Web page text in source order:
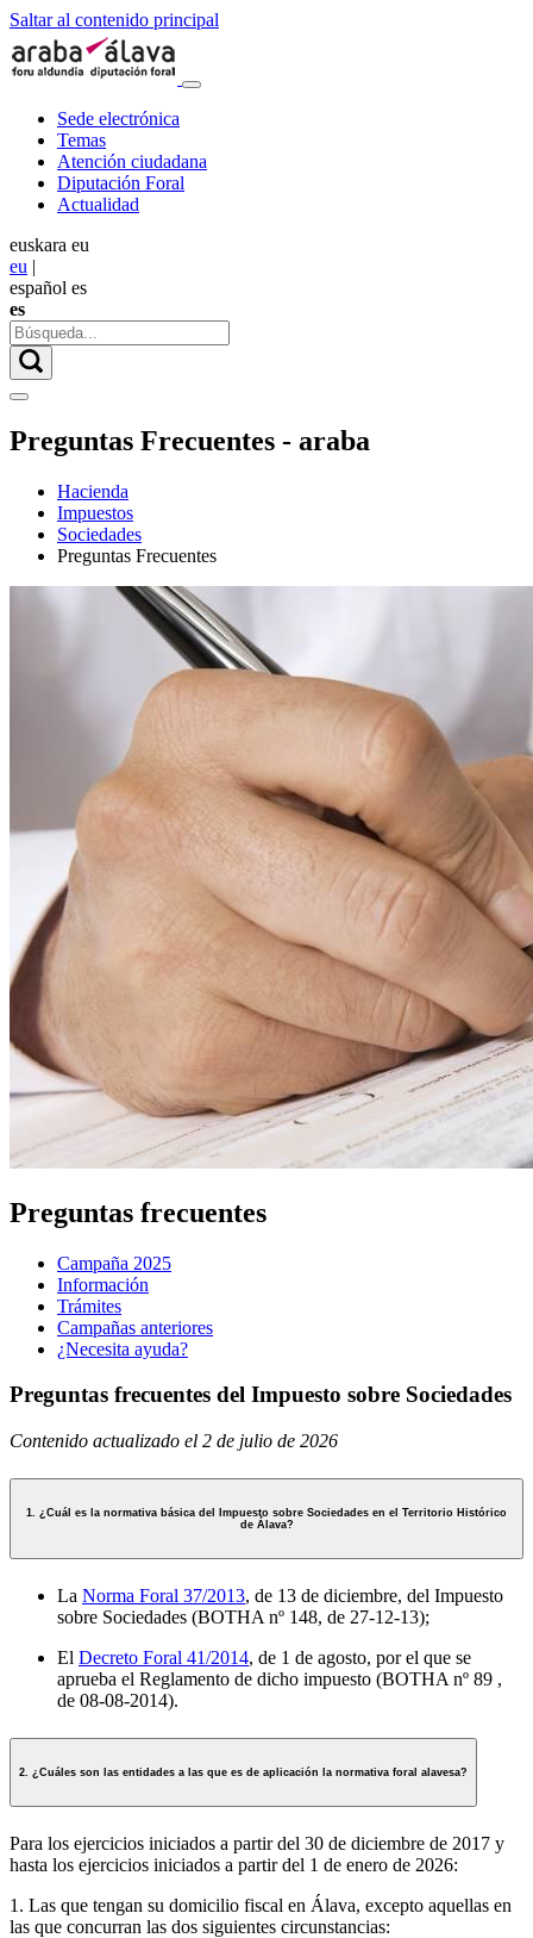
Saltar al contenido principal
Sede electrónica
Temas
Atención ciudadana
Diputación Foral
Actualidad
euskara eu
eu |
español es
es
Preguntas Frecuentes - araba
Hacienda
Impuestos
Sociedades
Preguntas Frecuentes
Preguntas frecuentes
Campaña 2025
Información
Trámites
Campañas anteriores
¿Necesita ayuda?
Preguntas frecuentes del Impuesto sobre Sociedades
Contenido actualizado el 2 de julio de 2026
1. ¿Cuál es la normativa básica del Impuesto sobre Sociedades en el Territorio Histórico
de Álava?
La Norma Foral 37/2013, de 13 de diciembre, del Impuesto
sobre Sociedades (BOTHA nº 148, de 27-12-13);
El Decreto Foral 41/2014, de 1 de agosto, por el que se
aprueba el Reglamento de dicho impuesto (BOTHA nº 89 ,
de 08-08-2014).
2. ¿Cuáles son las entidades a las que es de aplicación la normativa foral alavesa?
Para los ejercicios iniciados a partir del 30 de diciembre de 2017 y
hasta los ejercicios iniciados a partir del 1 de enero de 2026:
1. Las que tengan su domicilio fiscal en Álava, excepto aquellas en
las que concurran las dos siguientes circunstancias: